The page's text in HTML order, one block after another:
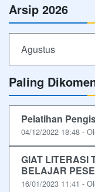
Arsip 2026
Agustus
Paling
Pelatihan
04/12/2022 18:48 -
GIAT LITERASI
BELAJAR
16/01/2023 11:41 -